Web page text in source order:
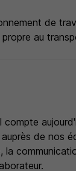
de
au
compte
de nos
la